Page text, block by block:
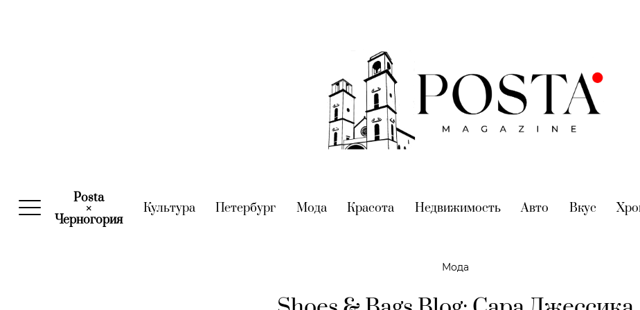
Posta
×
Черногория(current)
Культура(current)
Петербург (current)
Мода(current)
Красота (current)
Недвижимость(current)
Авто (current)
Вкус
Мода